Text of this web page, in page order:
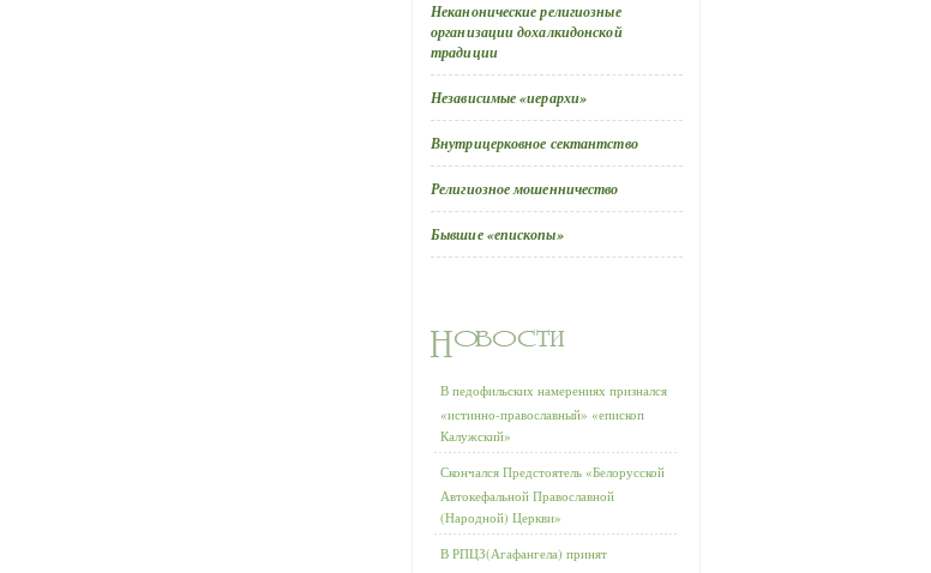
Неканонические религиозные
организации дохалкидонской
традиции
Независимые «иерархи»
Внутрицерковное сектантство
Религиозное мошенничество
Бывшие «епископы»
В педофильских намерениях признался
«истинно-православный» «епископ
Калужский»
Скончался Предстоятель «Белорусской
Автокефальной Православной
(Народной) Церкви»
В РПЦЗ(Агафангела) принят